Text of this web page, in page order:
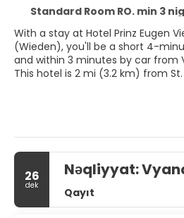
Standard Room RO. min 3
With a stay at Hotel Prinz Eugen Vienna in
(Wieden), you'll be a short 4-
and within 3 minutes by car from
This hotel is 2 mi (3.2 km) from
Make use of convenient
complimentary wireless internet
assistance, and a banquet hall.
Make yourself at home in one of
Complimentary wireless internet
connected, and cable
entertainment. Bathrooms have
26
dek
Nəqliyyat:
Qayıt